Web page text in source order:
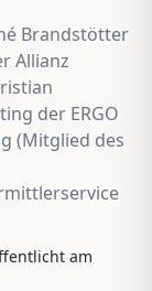
Brandstötter
Allianz
der ERGO
(Mitglied des
am